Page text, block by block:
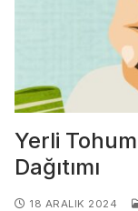
Yerli
Dağıtımı
18 ARALIK 2024